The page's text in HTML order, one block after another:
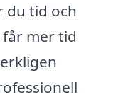
du tid och
mer tid